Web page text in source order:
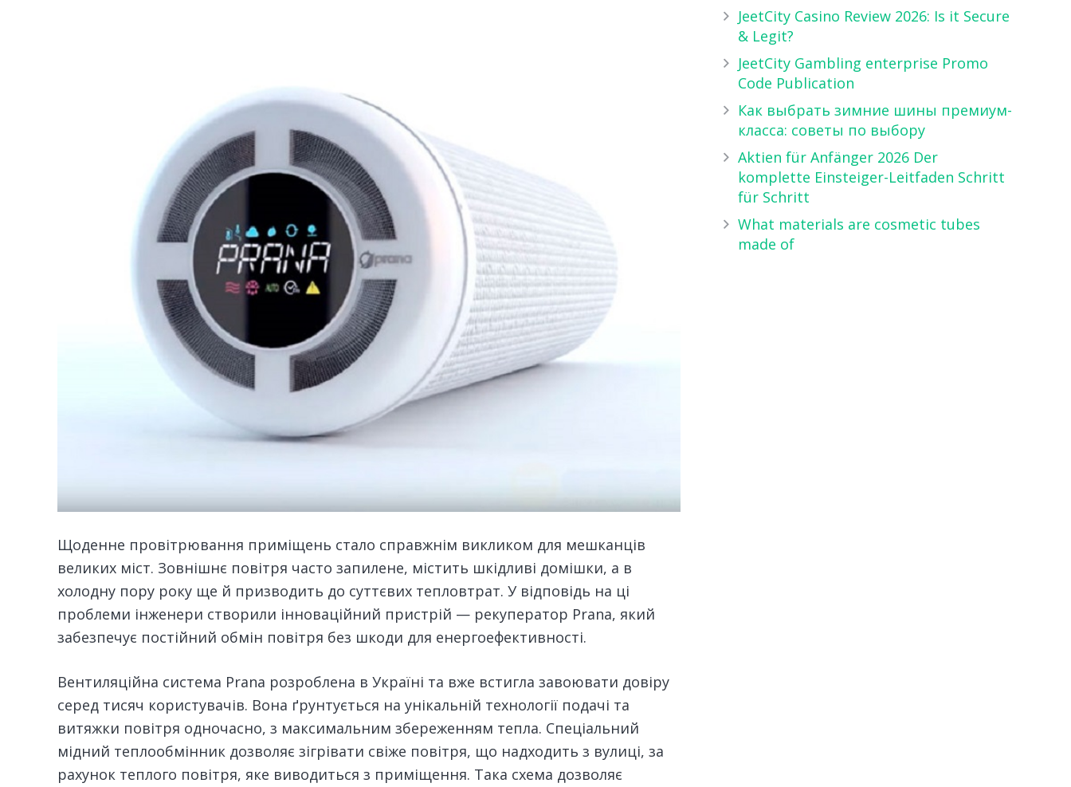
Щоденне провітрювання приміщень стало справжнім викликом для мешканців
великих міст. Зовнішнє повітря часто запилене, містить шкідливі домішки, а в
холодну пору року ще й призводить до суттєвих тепловтрат. У відповідь на ці
проблеми інженери створили інноваційний пристрій — рекуператор Prana, який
забезпечує постійний обмін повітря без шкоди для енергоефективності.
Вентиляційна система Prana розроблена в Україні та вже встигла завоювати довіру
серед тисяч користувачів. Вона ґрунтується на унікальній технології подачі та
витяжки повітря одночасно, з максимальним збереженням тепла. Спеціальний
мідний теплообмінник дозволяє зігрівати свіже повітря, що надходить з вулиці, за
рахунок теплого повітря, яке виводиться з приміщення. Така схема дозволяє
JeetCity Casino Review 2026: Is it Secure
& Legit?
JeetCity Gambling enterprise Promo
Code Publication
Как выбрать зимние шины премиум-
класса: советы по выбору
Aktien für Anfänger 2026 Der
komplette Einsteiger-Leitfaden Schritt
für Schritt
What materials are cosmetic tubes
made of